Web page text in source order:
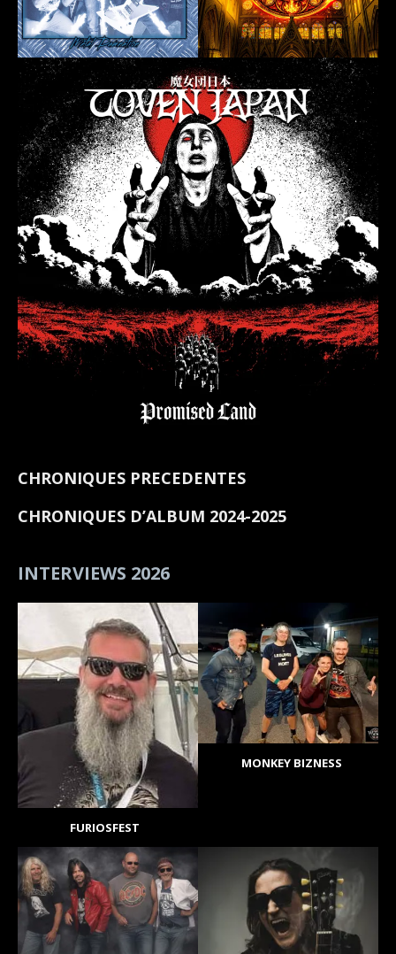
CHRONIQUES PRECEDENTES
CHRONIQUES D’ALBUM 2024-2025
INTERVIEWS 2026
FURIOSFEST
MONKEY BIZNESS